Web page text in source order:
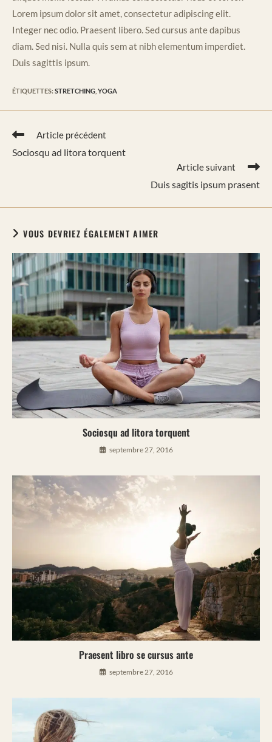
Lorem ipsum dolor sit amet, consectetur adipiscing elit.
Integer nec odio. Praesent libero. Sed cursus ante dapibus
diam. Sed nisi. Nulla quis sem at nibh elementum imperdiet.
Duis sagittis ipsum.
ÉTIQUETTES: STRETCHING YOGA
Read
articles
Article précédent
Sociosqu ad litora torquent
Article suivant
Duis sagitis ipsum prasent
VOUS DEVRIEZ ÉGALEMENT AIMER
Sociosqu ad litora torquent
septembre 27, 2016
Praesent libro se cursus ante
septembre 27, 2016